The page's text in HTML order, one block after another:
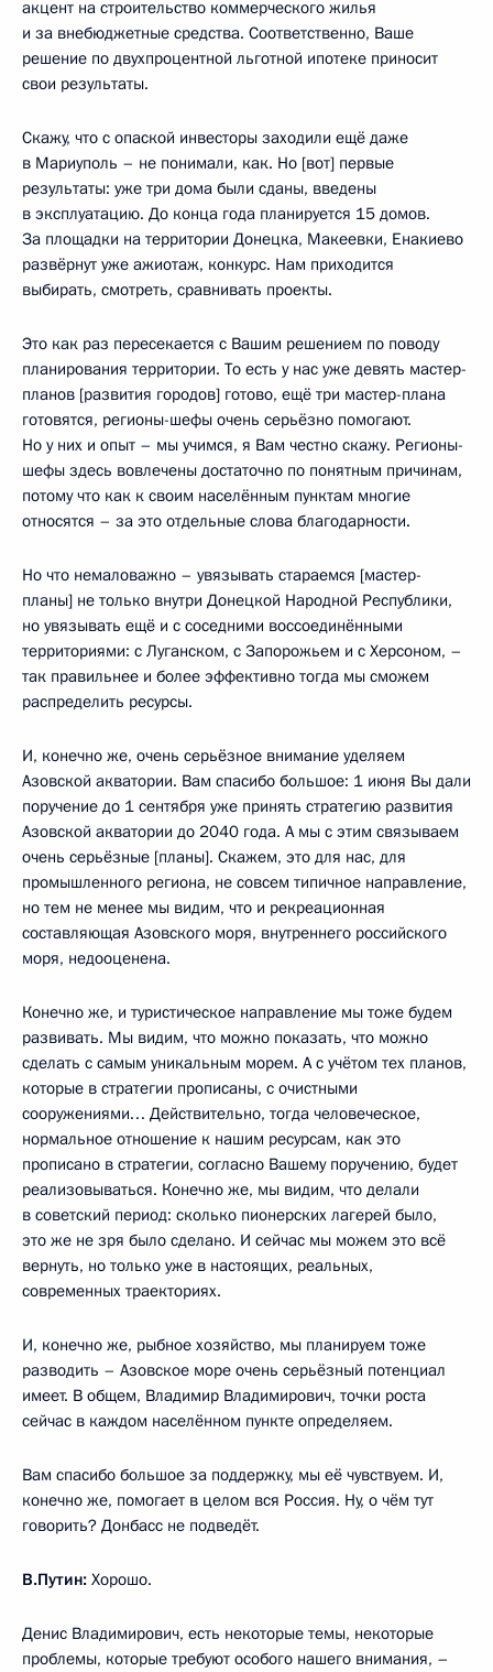
акцент на строительство коммерческого жилья
и за внебюджетные средства. Соответственно, Ваше
решение по двухпроцентной льготной ипотеке приносит
свои результаты.
Скажу, что с опаской инвесторы заходили ещё даже
в Мариуполь – не понимали, как. Но [вот] первые
результаты: уже три дома были сданы, введены
в эксплуатацию. До конца года планируется 15 домов.
За площадки на территории Донецка, Макеевки, Енакиево
развёрнут уже ажиотаж, конкурс. Нам приходится
выбирать, смотреть, сравнивать проекты.
Это как раз пересекается с Вашим решением по поводу
планирования территории. То есть у нас уже девять мастер-
планов [развития городов] готово, ещё три мастер-плана
готовятся, регионы-шефы очень серьёзно помогают.
Но у них и опыт – мы учимся, я Вам честно скажу. Регионы-
шефы здесь вовлечены достаточно по понятным причинам,
потому что как к своим населённым пунктам многие
относятся – за это отдельные слова благодарности.
Но что немаловажно – увязывать стараемся [мастер-
планы] не только внутри Донецкой Народной Республики,
но увязывать ещё и с соседними воссоединёнными
территориями: с Луганском, с Запорожьем и с Херсоном, –
так правильнее и более эффективно тогда мы сможем
распределить ресурсы.
И, конечно же, очень серьёзное внимание уделяем
Азовской акватории. Вам спасибо большое: 1 июня Вы дали
поручение до 1 сентября уже принять стратегию развития
Азовской акватории до 2040 года. А мы с этим связываем
очень серьёзные [планы]. Скажем, это для нас, для
промышленного региона, не совсем типичное направление,
но тем не менее мы видим, что и рекреационная
составляющая Азовского моря, внутреннего российского
моря, недооценена.
Конечно же, и туристическое направление мы тоже будем
развивать. Мы видим, что можно показать, что можно
сделать с самым уникальным морем. А с учётом тех планов,
которые в стратегии прописаны, с очистными
сооружениями… Действительно, тогда человеческое,
нормальное отношение к нашим ресурсам, как это
прописано в стратегии, согласно Вашему поручению, будет
реализовываться. Конечно же, мы видим, что делали
в советский период: сколько пионерских лагерей было,
это же не зря было сделано. И сейчас мы можем это всё
вернуть, но только уже в настоящих, реальных,
современных траекториях.
И, конечно же, рыбное хозяйство, мы планируем тоже
разводить – Азовское море очень серьёзный потенциал
имеет. В общем, Владимир Владимирович, точки роста
сейчас в каждом населённом пункте определяем.
Вам спасибо большое за поддержку, мы её чувствуем. И,
конечно же, помогает в целом вся Россия. Ну, о чём тут
говорить? Донбасс не подведёт.
В.Путин: Хорошо.
Денис Владимирович, есть некоторые темы, некоторые
проблемы, которые требуют особого нашего внимания, –